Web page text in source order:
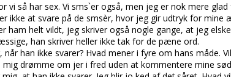
vi så har sex. Vi sms`er også, men jeg er nok mere
ikke at svare på de smsèr, hvor jeg gir udtryk for mine
ham helt vildt, jeg skriver også nogle gange, at jeg
han skriver heller ikke tak for de pæne ord.
han ikke svarer? Hvad mener i fyre om hans måde.
drømme om jer i fred uden at kommentere mine